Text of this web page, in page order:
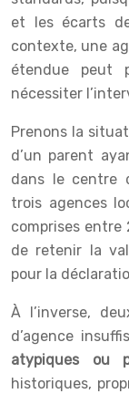
et les écarts
contexte, une
étendue peut
nécessiter
Prenons la
d’un parent
dans le centre
trois agences
comprises
de retenir la
pour la
À l’inverse,
d’agence
atypiques ou
historiques,